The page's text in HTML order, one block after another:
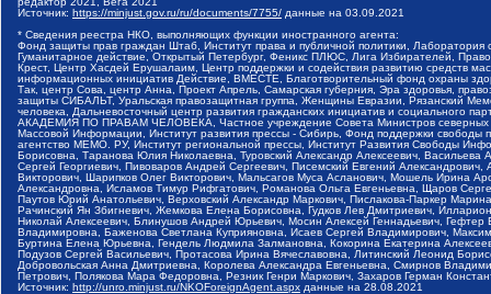
Источник: https://minjust.gov.ru/ru/documents/7755/ данные на 03.09.2021
* Сведения реестра НКО, выполняющих функции иностранного агента:
Фонд защиты прав граждан Штаб, Институт права и публичной политики,
Гуманитарное действие, Открытый Петербург, Феникс ПЛЮС, Лига Избирателей,
Крест, Центр Хасдей Ерушалаим, Центр поддержки и содействия развитию средств
информационных инициатив Действие, ВМЕСТЕ, Благотворительный фонд охраны
Так, центр Сова, центр Анна, Проект Апрель, Самарская губерния, Эра здоровья,
защиты СИБАЛЬТ, Уральская правозащитная группа, Женщины Евразии, Рязанский
человека, Дальневосточный центр развития гражданских инициатив и социального
АКАДЕМИЯ ПО ПРАВАМ ЧЕЛОВЕКА, Частное учреждение Совета Министров северных
Массовой Информации, Институт развития прессы - Сибирь, Фонд поддержки
агентство МЕМО. РУ, Институт региональной прессы, Институт Развития Свободы
Борисовна, Таранова Юлия Николаевна, Туровский Александр Алексеевич,
Сергей Георгиевич, Пивоваров Андрей Сергеевич, Писемский Евгений
Викторович, Шарипков Олег Викторович, Мальсагов Муса Асланович, Мошель Ирина
Александровна, Исламов Тимур Рифгатович, Романова Ольга Евгеньевна, Щаров
Паутов Юрий Анатольевич, Верховский Александр Маркович, Пислакова-Паркер
Рачинский Ян Збигневич, Жемкова Елена Борисовна, Гудков Лев Дмитриевич,
Николай Алексеевич, Блинушов Андрей Юрьевич, Мосин Алексей Геннадьевич,
Владимировна, Баженова Светлана Куприяновна, Исаев Сергей Владимирович,
Буртина Елена Юрьевна, Гендель Людмила Залмановна, Кокорина Екатерина
Подузов Сергей Васильевич, Протасова Ирина Вячеславовна, Литинский Леонид
Добровольская Анна Дмитриевна, Королева Александра Евгеньевна, Смирнов
Петрович, Полякова Мара Федоровна, Резник Генри Маркович, Захаров Герман
Источник: http://unro.minjust.ru/NKOForeignAgent.aspx данные на 28.08.2021